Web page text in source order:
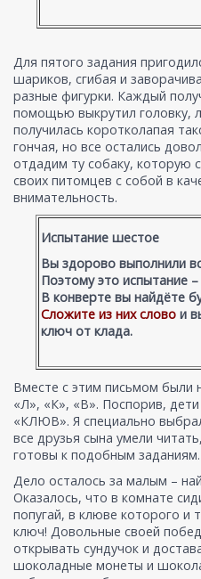
Для пятого задания
шариков, сгибая и
разные фигурки. Каждый
помощью выкрутил головку,
получилась коротколапая
гончая, но все остались
отдадим ту собаку, которую
своих питомцев с собой в
внимательность.
Испытание шестое
Вы здорово выполнили
Поэтому это испытание
В конверте вы найдёте
Сложите из них слово и
ключ от клада.
Вместе с этим письмом
«Л», «К», «В». Поспорив,
«КЛЮВ». Я специально
все друзья сына умели
готовы к подобным заданиям.
Дело осталось за малым –
Оказалось, что в комнате
попугай, в клюве которого и
ключ! Довольные своей
открывать сундучок и
шоколадные монеты и